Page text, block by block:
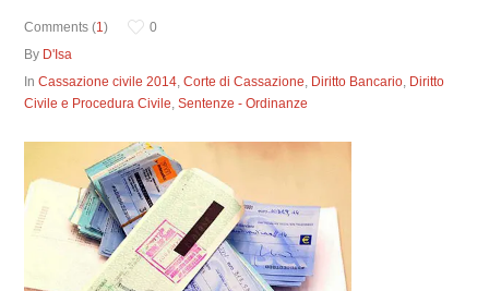
Comments (1)
0
By D'Isa
InCassazione civile 2014,Corte di Cassazione, Diritto Bancario, Diritto
Civile e Procedura Civile,Sentenze - Ordinanze